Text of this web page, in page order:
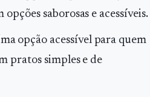
saborosas e acessíveis.
opção acessível para quem
pratos simples e de